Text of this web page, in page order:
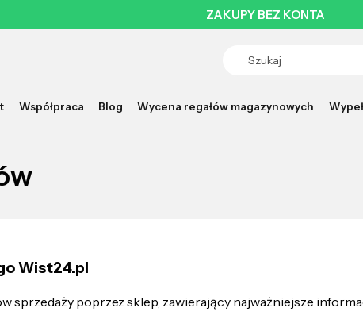
ZAKUPY BEZ KONTA
Współpraca Blog Wycena regałów magazynowych
Wist24.pl
sprzedaży poprzez sklep, zawierający najważniejsze